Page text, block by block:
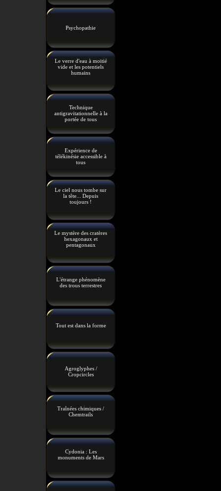
Psychopathie
Le verre d'eau à moitié
vide et les potentiels
humains
Technique
antigravitationnelle à la
portée de tous
Expérience de
télékinésie accessible à
tous
Le ciel nous tombe sur
la tête... Depuis
toujours !
Le mystère des cratères
hexagonaux et
pentagonaux
L'étrange phénomène
des trous terrestres
Tout est dans la forme
Agroglyphes /
Cropcircles
Traînées chimiques /
Chemtrails
Cydonia : Les
monuments de Mars